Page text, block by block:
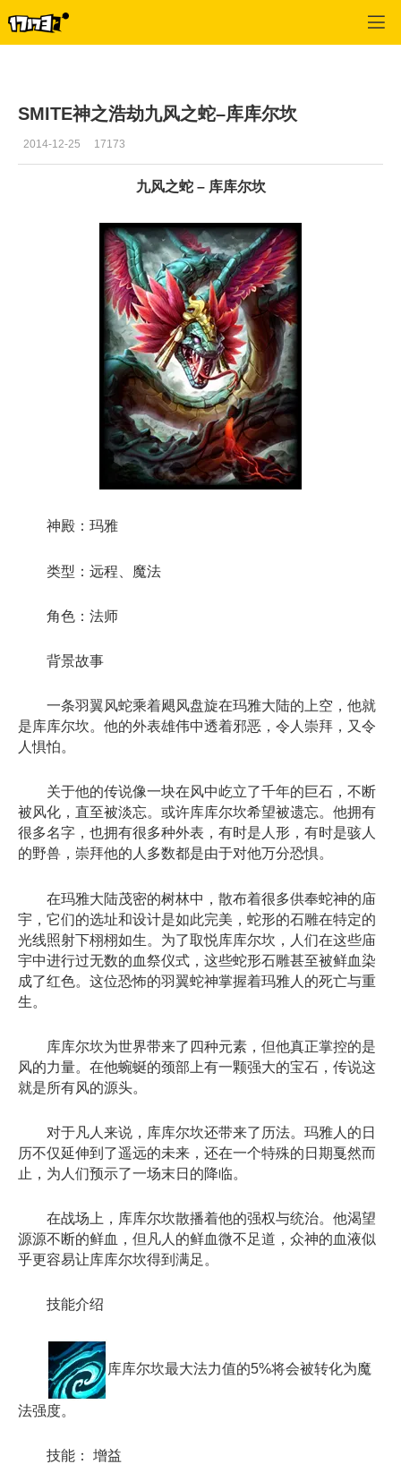
SMITE神之浩劫九风之蛇–库库尔坎
2014-12-25 17173
九风之蛇 – 库库尔坎
神殿：玛雅
类型：远程、魔法
角色：法师
背景故事
一条羽翼风蛇乘着飓风盘旋在玛雅大陆的上空，他就
是库库尔坎。他的外表雄伟中透着邪恶，令人崇拜，又令
人惧怕。
关于他的传说像一块在风中屹立了千年的巨石，不断
被风化，直至被淡忘。或许库库尔坎希望被遗忘。他拥有
很多名字，也拥有很多种外表，有时是人形，有时是骇人
的野兽，崇拜他的人多数都是由于对他万分恐惧。
在玛雅大陆茂密的树林中，散布着很多供奉蛇神的庙
宇，它们的选址和设计是如此完美，蛇形的石雕在特定的
光线照射下栩栩如生。为了取悦库库尔坎，人们在这些庙
宇中进行过无数的血祭仪式，这些蛇形石雕甚至被鲜血染
成了红色。这位恐怖的羽翼蛇神掌握着玛雅人的死亡与重
生。
库库尔坎为世界带来了四种元素，但他真正掌控的是
风的力量。在他蜿蜒的颈部上有一颗强大的宝石，传说这
就是所有风的源头。
对于凡人来说，库库尔坎还带来了历法。玛雅人的日
历不仅延伸到了遥远的未来，还在一个特殊的日期戛然而
止，为人们预示了一场末日的降临。
在战场上，库库尔坎散播着他的强权与统治。他渴望
源源不断的鲜血，但凡人的鲜血微不足道，众神的血液似
乎更容易让库库尔坎得到满足。
技能介绍
库库尔坎最大法力值的5%将会被转化为魔
法强度。
技能： 增益